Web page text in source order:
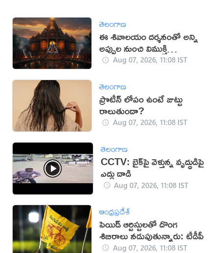
తెలంగాణ
ఈ శివాలయం దర్శనంతో అన్ని
అప్పుల నుంచి విముక్తి
లభిస్తుందట!
Aug 07, 2026, 11:08 IST
తెలంగాణ
ప్రొటీన్ లోపం ఉంటే జుట్టు
రాలుతుందా?
Aug 07, 2026, 11:08 IST
తెలంగాణ
CCTV: బైక్‌పై వెళ్తున్న వృద్ధుడిపై
ఎద్దు దాడి
Aug 07, 2026, 11:08 IST
ఆంధ్రప్రదేశ్
పెయిడ్ ఆర్టిస్టులతో దొంగ
శిబిరాలు నడుపుతున్నారు: టీడీపీ
Aug 07, 2026, 11:08 IST